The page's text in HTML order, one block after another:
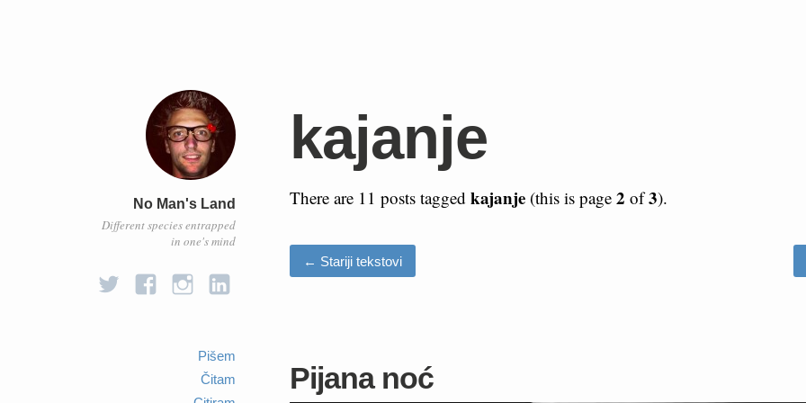
No Man's Land
Different species entrapped
in one's mind
Pišem
Čitam
kajanje
There are 11 posts tagged kajanje (this is page 2 of3).
← Stariji tekstovi
Pijana noć